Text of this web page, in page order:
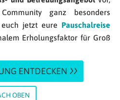
ganz besonders
jetzt eure Pauschalreise
Erholungsfaktor für Groß
ENTDECKEN
OBEN